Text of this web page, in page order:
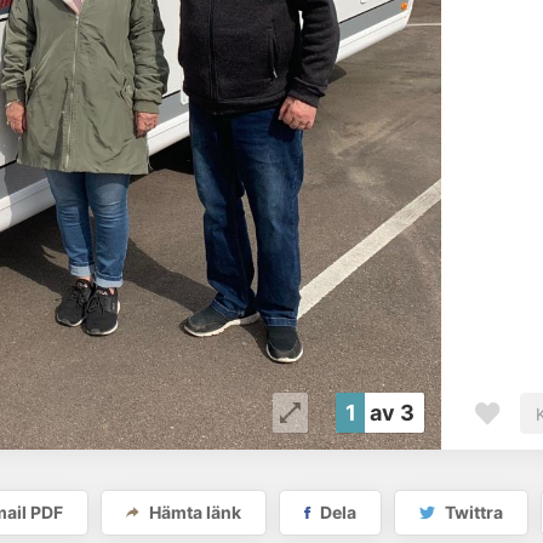
1 av 3
PDF Hämta länk Dela Twittra